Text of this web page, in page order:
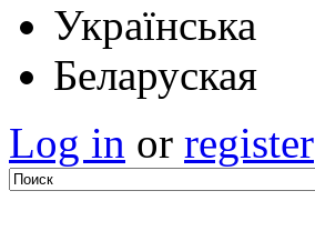
Українська
Беларуская
Log in or register